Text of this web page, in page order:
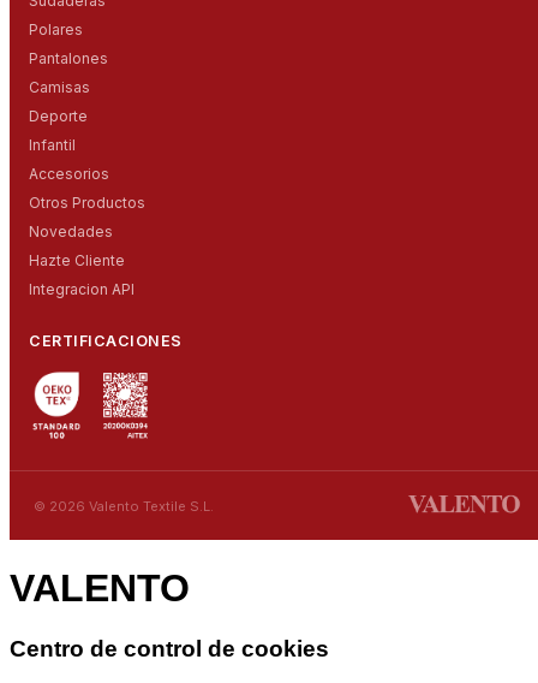
Polares
Pantalones
Camisas
Deporte
Infantil
Accesorios
Otros Productos
Novedades
Hazte Cliente
Integracion API
CERTIFICACIONES
© 2026 Valento Textile S.L.
VALENTO
Centro de control de cookies